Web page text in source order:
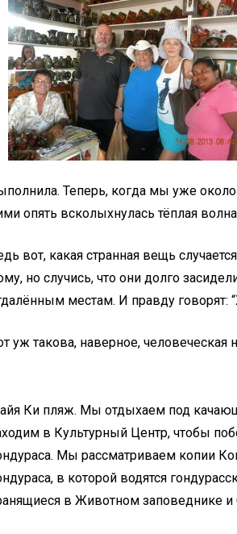
Теперь, когда мы уже
опять всколыхнулась тёплая
вот, какая странная вещь
но случись, что они долго
местам. И правду говорят:
уж такова,
минутах ходьбы на
Ки пляж. Мы отдыхаем под
в Культурный Центр, чтобы
Мы рассматриваем копии
в которой водятся
в Животном заповеднике и